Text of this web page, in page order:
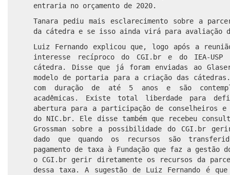
entraria no orçamento de 2020.
Tanara pediu mais esclarecimento sobre a
da cátedra e se isso ainda virá para avaliação
Luiz Fernando explicou que, logo após a
interesse recíproco do CGI.br e do IEA-USP
cátedra. Disse que já foram enviadas ao
modelo de portaria para a criação das
com duração de até 5 anos e são
acadêmicas. Existe total liberdade para
abertura para a participação de conselheiros e
do NIC.br. Ele disse também que recebeu
Grossman sobre a possibilidade do CGI.br
dado que quando os recursos são
pagamento de taxa à Fundação que faz a gestão
o CGI.br gerir diretamente os recursos da
dessa taxa. A sugestão de Luiz Fernando é